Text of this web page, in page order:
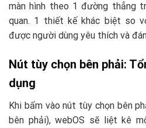
màn hình theo 1 đường thẳng
quan. 1 thiết kế khác biệt so
được người dùng yêu thích và
Nút tùy chọn bên phải:
dụng
Khi bấm vào nút tùy chọn bên
bên phải), webOS sẽ liệt kê